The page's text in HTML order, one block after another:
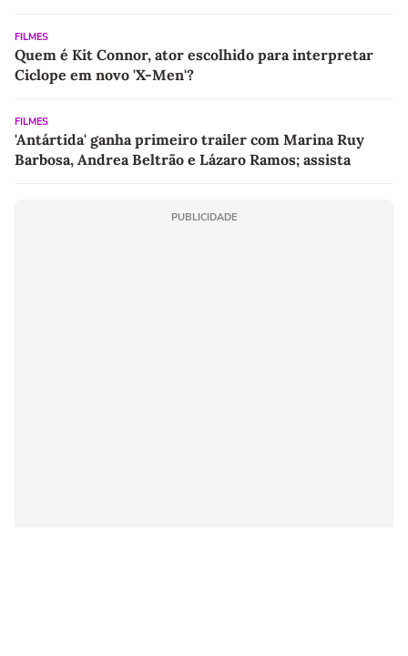
FILMES
Quem é Kit Connor, ator escolhido para interpretar
Ciclope em novo 'X-Men'?
FILMES
'Antártida' ganha primeiro trailer com Marina Ruy
Barbosa, Andrea Beltrão e Lázaro Ramos; assista
PUBLICIDADE